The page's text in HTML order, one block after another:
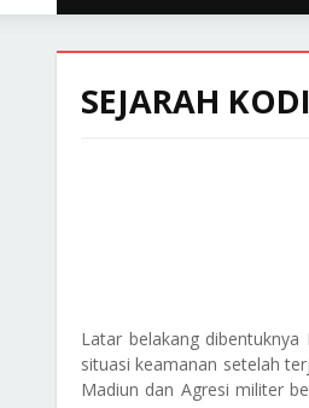
SEJARAH
Latar belakang
situasi keamanan setelah
Madiun dan Agresi militer